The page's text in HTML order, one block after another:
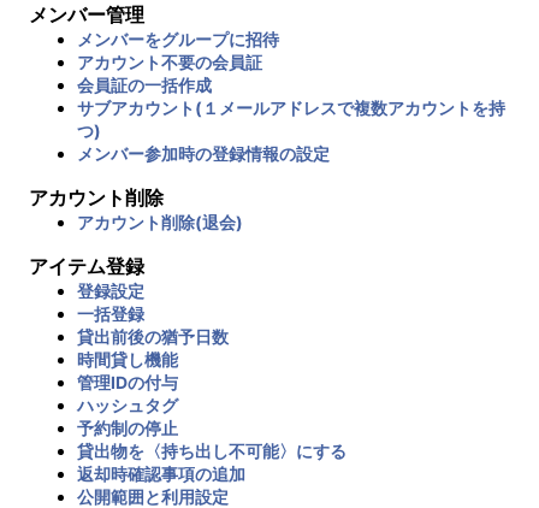
メンバー管理
メンバーをグループに招待
アカウント不要の会員証
会員証の一括作成
サブアカウント(１メールアドレスで複数アカウントを持
つ)
メンバー参加時の登録情報の設定
アカウント削除
アカウント削除(退会)
アイテム登録
登録設定
一括登録
貸出前後の猶予日数
時間貸し機能
管理IDの付与
ハッシュタグ
予約制の停止
貸出物を〈持ち出し不可能〉にする
返却時確認事項の追加
公開範囲と利用設定